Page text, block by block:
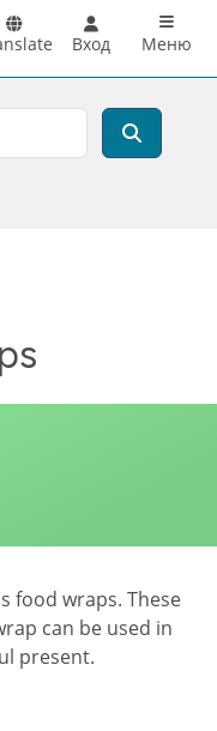
Вход Main
Меню
food wraps. These
can be used in
present.